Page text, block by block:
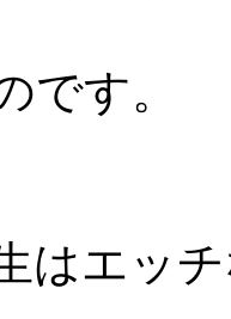
です。
はエッ